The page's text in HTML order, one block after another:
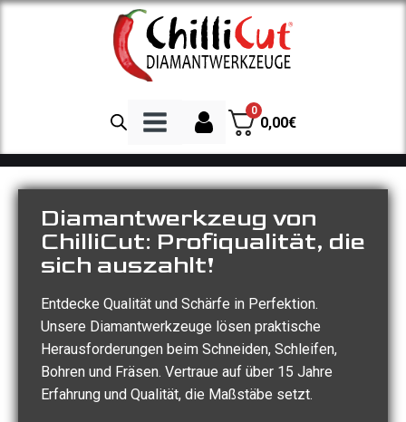
Trennscheibe Beton
Trennscheibe Granit
Spezialscheiben
Trennscheibe Asphalt
Diamantbohrkronen
0
0,00€
Diamantwerkzeug von
ChilliCut: Profiqualität, die
sich auszahlt!
Entdecke Qualität und Schärfe in Perfektion.
Unsere Diamantwerkzeuge lösen praktische
Herausforderungen beim Schneiden, Schleifen,
Bohren und Fräsen. Vertraue auf über 15 Jahre
Erfahrung und Qualität, die Maßstäbe setzt.